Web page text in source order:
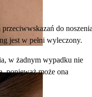
do
jest w pełni wyleczony.
w żadnym wypadku nie
ponieważ może ona